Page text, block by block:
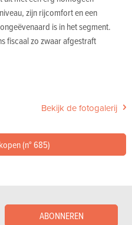
ABONNEREN
zijn rijcomfort en een
is in het segment.
fiscaal zo zwaar afgestraft
Bekijk de fotogalerij
(n° 685)